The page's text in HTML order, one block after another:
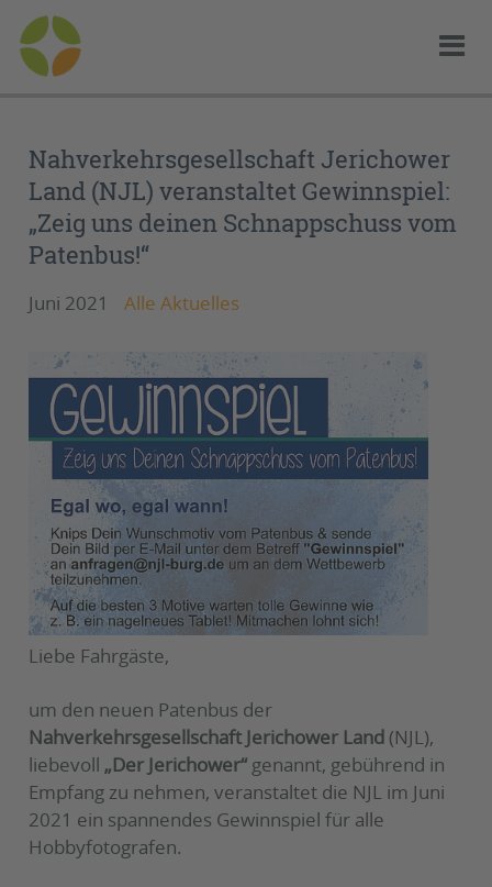
Nahverkehrsgesellschaft Jerichower
Land (NJL) veranstaltet Gewinnspiel:
„Zeig uns deinen Schnappschuss vom
Patenbus!“
Juni 2021 Alle Aktuelles
Liebe Fahrgäste,
um den neuen Patenbus der
Nahverkehrsgesellschaft Jerichower Land (NJL),
liebevoll „Der Jerichower“ genannt, gebührend in
Empfang zu nehmen, veranstaltet die NJL im Juni
2021 ein spannendes Gewinnspiel für alle
Hobbyfotografen.